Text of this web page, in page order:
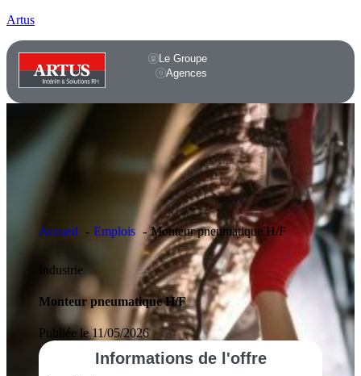
Artus
Le Groupe
Agences
Accueil Emplois Monteur pneumatique H/F
Industrie
Monteur pneumatique H/F
Publiée le 11/05/2026
Informations de l'offre